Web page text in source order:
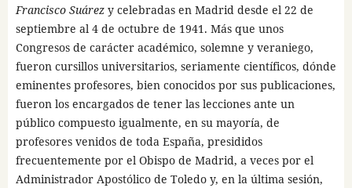
Francisco Suárezy celebradas en Madrid desde el 22 de
septiembre al 4 de octubre de 1941. Más que unos
Congresos de carácter académico, solemne y veraniego,
fueron cursillos universitarios, seriamente científicos, dónde
eminentes profesores, bien conocidos por sus publicaciones,
fueron los encargados de tener las lecciones ante un
público compuesto igualmente, en su mayoría, de
profesores venidos de toda España, presididos
frecuentemente por el Obispo de Madrid, a veces por el
Administrador Apostólico de Toledo y, en la última sesión,